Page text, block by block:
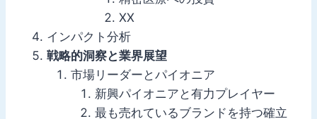
XX
インパクト分析
戦略的洞察と業界展望
市場リーダーとパイオニア
新興パイオニアと有力プレイヤー
最も売れているブランドを持つ確立